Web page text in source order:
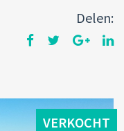
Delen:
VERKOCHT